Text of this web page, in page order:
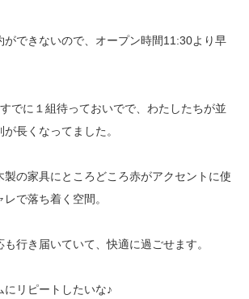
ができないので、オープン時間11:30より早
でに１組待っておいでで、わたしたちが並
長くなってました。
製の家具にところどころ赤がアクセントに使
で落ち着く空間。
行き届いていて、快適に過ごせます。
リピートしたいな♪